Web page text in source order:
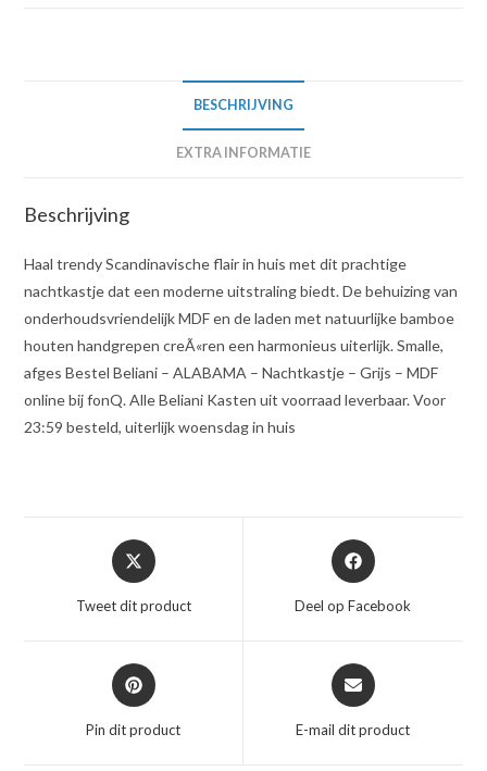
BESCHRIJVING
EXTRA INFORMATIE
Beschrijving
Haal trendy Scandinavische flair in huis met dit prachtige
nachtkastje dat een moderne uitstraling biedt. De behuizing van
onderhoudsvriendelijk MDF en de laden met natuurlijke bamboe
houten handgrepen creÃ«ren een harmonieus uiterlijk. Smalle,
afges Bestel Beliani – ALABAMA – Nachtkastje – Grijs – MDF
online bij fonQ. Alle Beliani Kasten uit voorraad leverbaar. Voor
23:59 besteld, uiterlijk woensdag in huis
Opent
in
nieuw
Tweet dit product
Opent
in
nieuw
Deel op Facebook
Opent
in
nieuw
Pin dit product
Opent
in
nieuw
E-mail dit product